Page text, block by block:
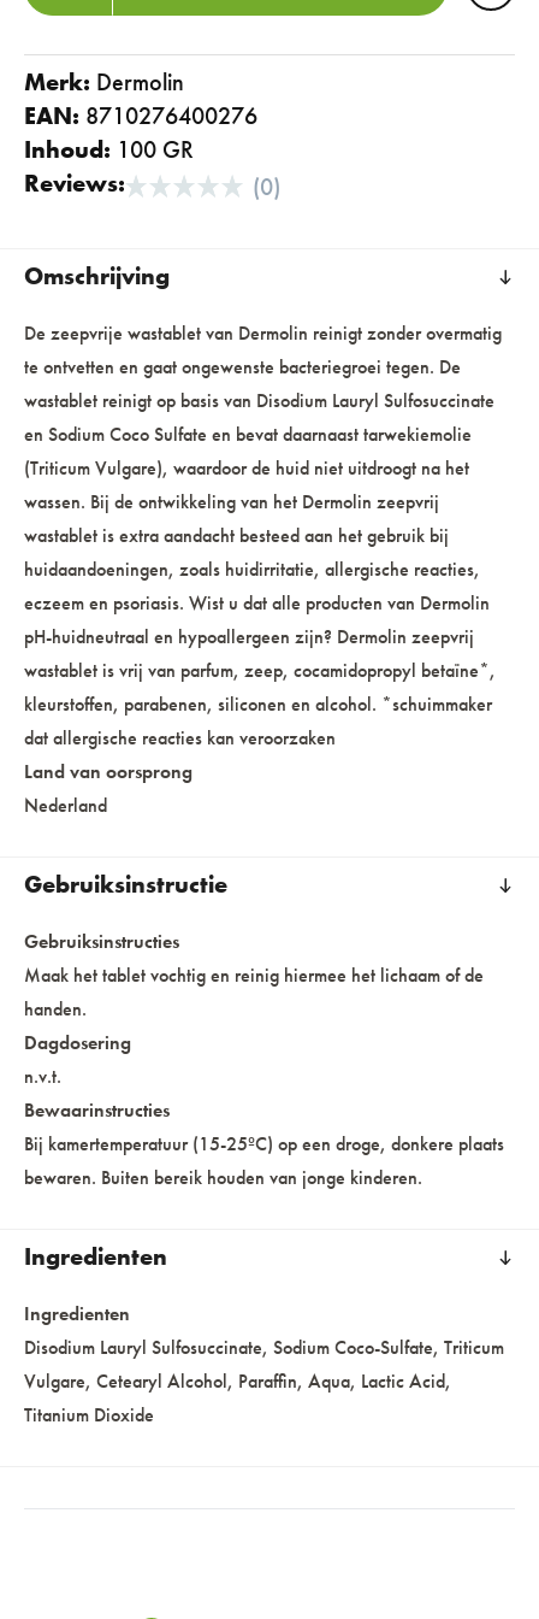
Merk:
dermolin
EAN: 8710276400276
Inhoud: 100 GR
Reviews:
(0)
Omschrijving
De zeepvrije wastablet van Dermolin reinigt zonder overmatig
te ontvetten en gaat ongewenste bacteriegroei tegen. De
wastablet reinigt op basis van Disodium Lauryl Sulfosuccinate
en Sodium Coco Sulfate en bevat daarnaast tarwekiemolie
(Triticum Vulgare), waardoor de huid niet uitdroogt na het
wassen. Bij de ontwikkeling van het Dermolin zeepvrij
wastablet is extra aandacht besteed aan het gebruik bij
huidaandoeningen, zoals huidirritatie, allergische reacties,
eczeem en psoriasis. Wist u dat alle producten van Dermolin
pH-huidneutraal en hypoallergeen zijn? Dermolin zeepvrij
wastablet is vrij van parfum, zeep, cocamidopropyl betaïne*,
kleurstoffen, parabenen, siliconen en alcohol. *schuimmaker
dat allergische reacties kan veroorzaken
Land van oorsprong
Nederland
Gebruiksinstructie
Gebruiksinstructies
Maak het tablet vochtig en reinig hiermee het lichaam of de
handen.
Dagdosering
n.v.t.
Bewaarinstructies
Bij kamertemperatuur (15-25ºC) op een droge, donkere plaats
bewaren. Buiten bereik houden van jonge kinderen.
Ingredienten
Ingredienten
Disodium Lauryl Sulfosuccinate, Sodium Coco-Sulfate, Triticum
Vulgare, Cetearyl Alcohol, Paraffin, Aqua, Lactic Acid,
Titanium Dioxide